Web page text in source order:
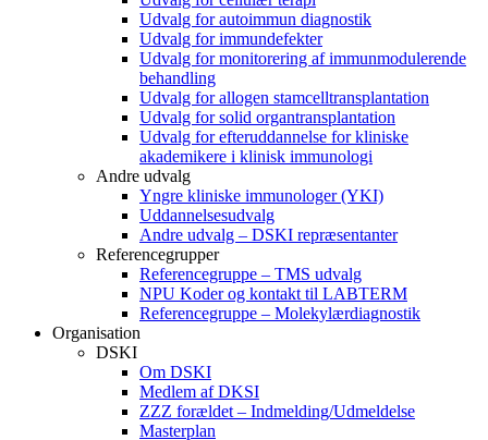
Udvalg for autoimmun diagnostik
Udvalg for immundefekter
Udvalg for monitorering af immunmodulerende
behandling
Udvalg for allogen stamcelltransplantation
Udvalg for solid organtransplantation
Udvalg for efteruddannelse for kliniske
akademikere i klinisk immunologi
Andre udvalg
Yngre kliniske immunologer (YKI)
Uddannelsesudvalg
Andre udvalg – DSKI repræsentanter
Referencegrupper
Referencegruppe – TMS udvalg
NPU Koder og kontakt til LABTERM
Referencegruppe – Molekylærdiagnostik
Organisation
DSKI
Om DSKI
Medlem af DKSI
ZZZ forældet – Indmelding/Udmeldelse
Masterplan